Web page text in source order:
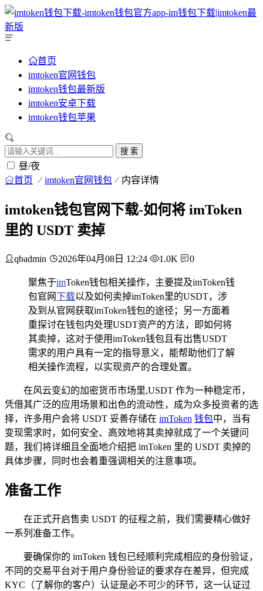
首页
imtoken官网钱包
imtoken钱包最新版
imtoken安卓下载
imtoken钱包苹果
搜 索
昼/夜
首页 imtoken官网钱包 内容详情
imtoken钱包官网下载-如何将 imToken
里的 USDT 卖掉
qbadmin 2026年04月08日 12:24 1.0K 0
聚焦于imToken钱包相关操作，主要提及imToken钱
包官网下载以及如何卖掉imToken里的USDT，涉
及到从官网获取imToken钱包的途径；另一方面着
重探讨在钱包内处理USDT资产的方法，即如何将
其卖掉，这对于使用imToken钱包且有出售USDT
需求的用户具有一定的指导意义，能帮助他们了解
相关操作流程，以实现资产的合理处置。
在风云变幻的加密货币市场里,USDT 作为一种稳定币，
凭借其广泛的应用场景和出色的流动性，成为众多投资者的选
择，许多用户会将 USDT 妥善存储在 imToken 钱包中，当有
变现需求时，如何安全、高效地将其卖掉就成了一个关键问
题，我们将详细且全面地介绍把 imToken 里的 USDT 卖掉的
具体步骤，同时也会着重强调相关的注意事项。
准备工作
在正式开启售卖 USDT 的征程之前，我们需要精心做好
一系列准备工作。
要确保你的 imToken 钱包已经顺利完成相应的身份验证，
不同的交易平台对于用户身份验证的要求存在差异，但完成
KYC（了解你的客户）认证是必不可少的环节，这一认证过